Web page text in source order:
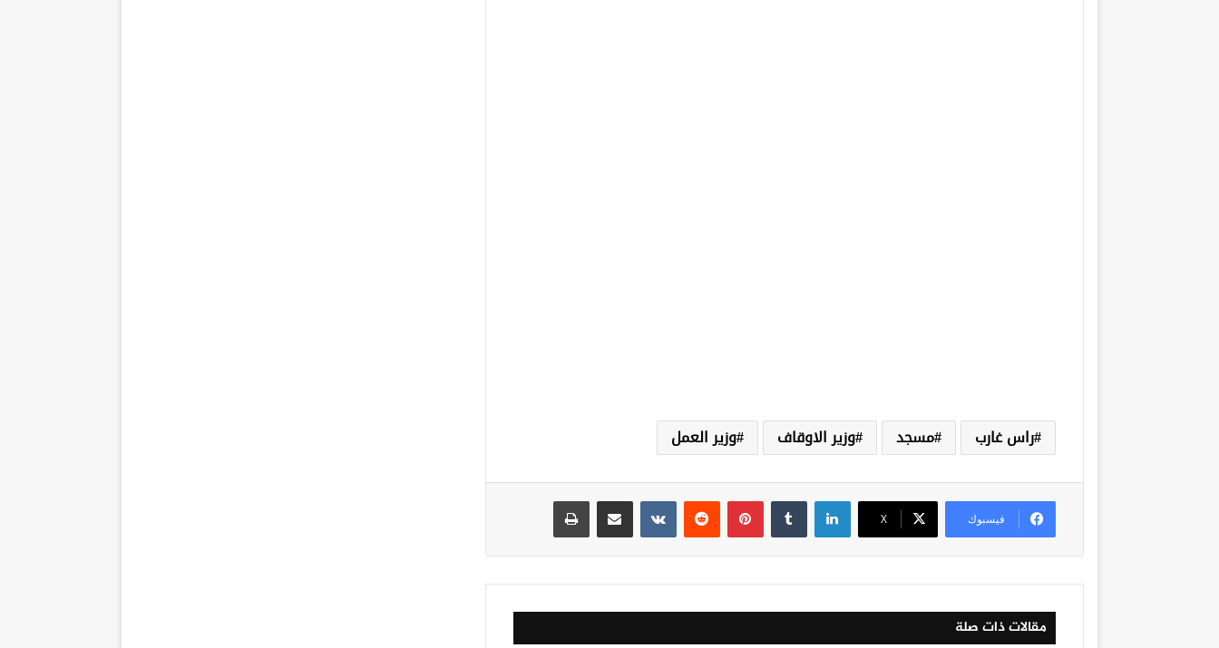
راس غارب مسجد وزير الاوقاف وزير العمل
فيسبوك ‫X
لينكدإن بينتيريست
مقالات ذات صلة